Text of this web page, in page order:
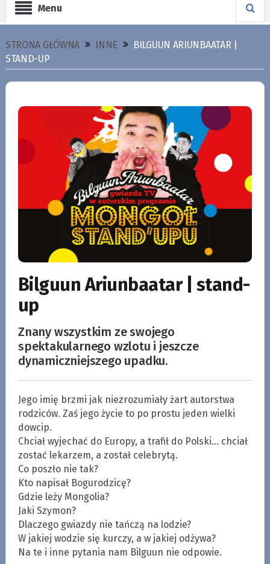
Menu
STRONA GŁÓWNA INNE
BILGUUN ARIUNBAATAR |
STAND-UP
Bilguun Ariunbaatar | stand-
up
Znany wszystkim ze swojego
spektakularnego wzlotu i jeszcze
dynamiczniejszego upadku.
Jego imię brzmi jak niezrozumiały żart autorstwa
rodziców. Zaś jego życie to po prostu jeden wielki
dowcip.
Chciał wyjechać do Europy, a trafił do Polski… chciał
zostać lekarzem, a został celebrytą.
Co poszło nie tak?
Kto napisał Bogurodzicę?
Gdzie leży Mongolia?
Jaki Szymon?
Dlaczego gwiazdy nie tańczą na lodzie?
W jakiej wodzie się kurczy, a w jakiej odżywa?
Na te i inne pytania nam Bilguun nie odpowie.